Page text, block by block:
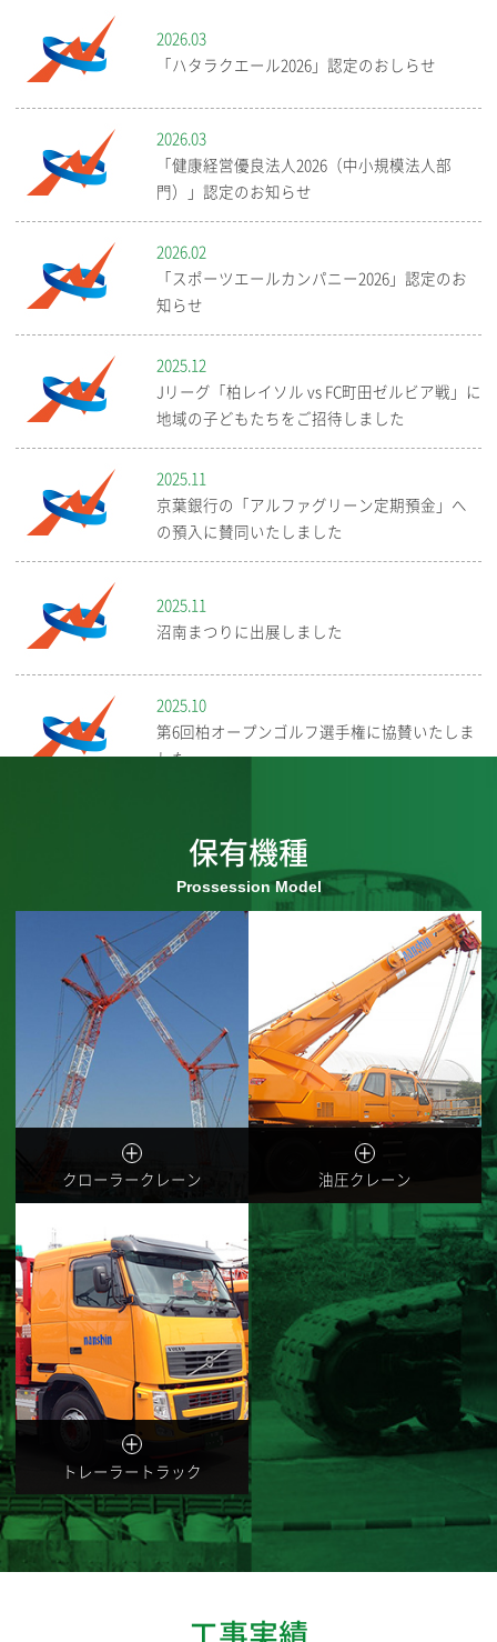
2026.03
「ハタラクエール2026」認定のおしらせ
2026.03
「健康経営優良法人2026（中小規模法人部
門）」認定のお知らせ
2026.02
「スポーツエールカンパニー2026」認定のお
知らせ
2025.12
Jリーグ「柏レイソル vs FC町田ゼルビア戦」に
地域の子どもたちをご招待しました
2025.11
京葉銀行の「アルファグリーン定期預金」へ
の預入に賛同いたしました
2025.11
沼南まつりに出展しました
2025.10
第6回柏オープンゴルフ選手権に協賛いたしま
した
当社は健康優良企業認定されました
2025.08
【新車】KATO KR-80H-FM2 導入しました
2025.07
新卒採用会社見学説明会を開催いたします
東京建設重機協同組合主催の出前授業へ参加
2025.07
【新車】TADANO AC5.220-1 導入しました
2025.07
パートナーシップ構築宣言を公表しました
2025.06
ゴミゼロ運動を行いました
2025.03
保有機種
クローラークレーン 油圧クレーン
トレーラートラック